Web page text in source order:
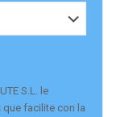
S.L. le
facilite con la